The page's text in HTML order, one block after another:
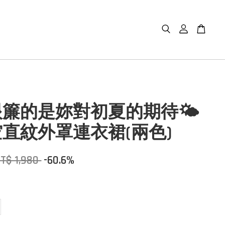
的是妳對初夏的期待🌤️
紋外罩連衣裙(兩色)
1,980-60.6%